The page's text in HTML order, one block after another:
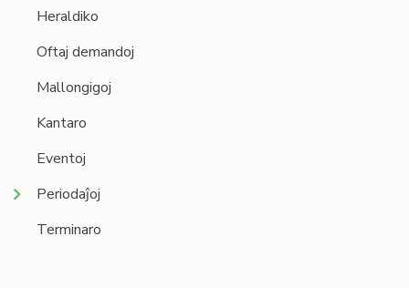
Heraldiko
Oftaj demandoj
Mallongigoj
Kantaro
Eventoj
Periodaĵoj
Terminaro